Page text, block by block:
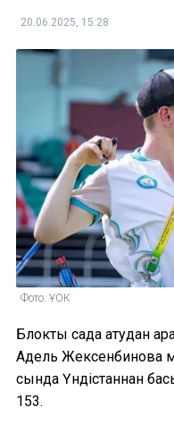
20.06.2025, 15:28
Фото: ҰОК
Блоктық садақ атудан
Адель Жексенбинова
сында Үндістаннан
153.